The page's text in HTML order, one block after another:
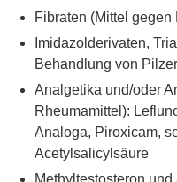
Fibraten (Mittel
Imidazolderivaten,
Behandlung von
Analgetika und/oder
Rheumamittel):
Analoga, Piroxicam,
Acetylsalicylsäure
Methyltestosteron